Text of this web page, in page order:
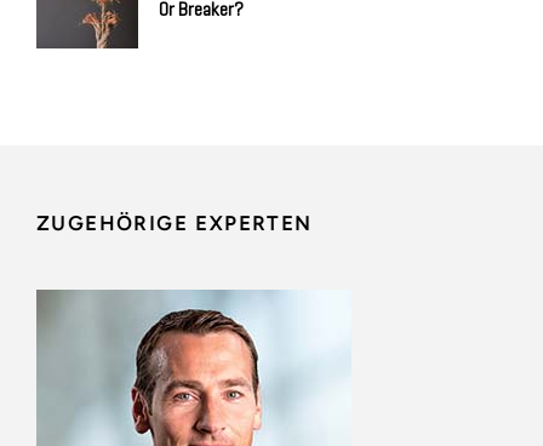
Or Breaker?
ZUGEHÖRIGE EXPERTEN